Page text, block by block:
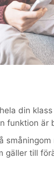
din
funktion är
gäller till